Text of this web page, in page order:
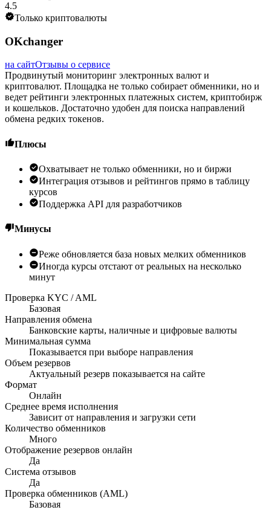
4.5
Только криптовалюты
OKchanger
на сайтОтзывы о сервисе
Продвинутый мониторинг электронных валют и
криптовалют. Площадка не только собирает обменники, но и
ведет рейтинги электронных платежных систем, криптобирж
и кошельков. Достаточно удобен для поиска направлений
обмена редких токенов.
Плюсы
Охватывает не только обменники, но и биржи
Интеграция отзывов и рейтингов прямо в таблицу
курсов
Поддержка API для разработчиков
Минусы
Реже обновляется база новых мелких обменников
Иногда курсы отстают от реальных на несколько
минут
Проверка KYC / AML
Базовая
Направления обмена
Банковские карты, наличные и цифровые валюты
Минимальная сумма
Показывается при выборе направления
Объем резервов
Актуальный резерв показывается на сайте
Формат
Онлайн
Среднее время исполнения
Зависит от направления и загрузки сети
Количество обменников
Много
Отображение резервов онлайн
Да
Система отзывов
Да
Проверка обменников (AML)
Базовая